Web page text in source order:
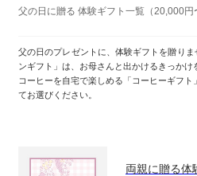
父の日に贈る 体験ギフト一覧（20,000円
父の日のプレゼントに、体験ギフトを贈り
ンギフト」は、お母さんと出かけるきっか
コーヒーを自宅で楽しめる「コーヒーギフ
てお選びください。
両親に贈る体